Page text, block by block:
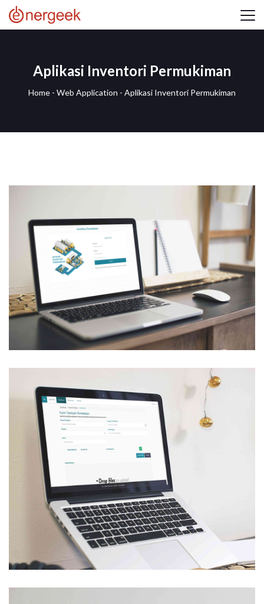
Aplikasi Inventori Permukiman
Home - Web Application - Aplikasi Inventori Permukiman